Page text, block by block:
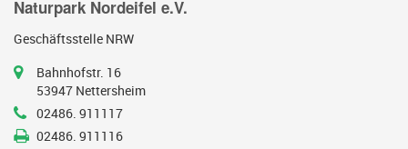
Naturpark Nordeifel e.V.
Geschäftsstelle NRW
Bahnhofstr. 16
53947 Nettersheim
02486. 911117
02486. 911116